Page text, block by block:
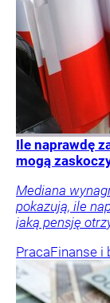
Ile naprawdę
mogą
Mediana
pokazują, ile
jaką pensję
PracaFinanse i